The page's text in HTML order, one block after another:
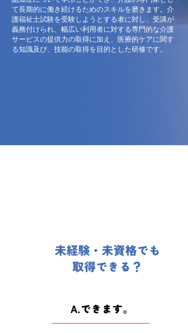
て長期的に働き続けるためのスキルを磨きます。介
護福祉士試験を受験しようとする者に対し、受講が
義務付けられ、幅広い利用者に対する専門的な介護
サービスの提供力の取得に加え、医療的ケアに関す
る知識及び、技能の取得を目的とした研修です。
未経験・未資格でも
取得できる？
A.できます。